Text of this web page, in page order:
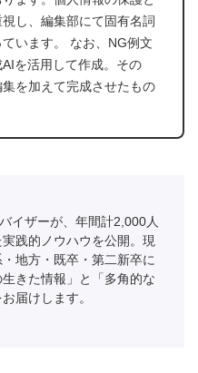
し、編集部にて固有名詞
います。 なお、NG例文
を活用して作成。その
を加えて完成させたもの
イザーが、年間計2,000人
践的ノウハウを公開。現
地方・既卒・第二新卒に
きた情報」と「多角的な
届けします。